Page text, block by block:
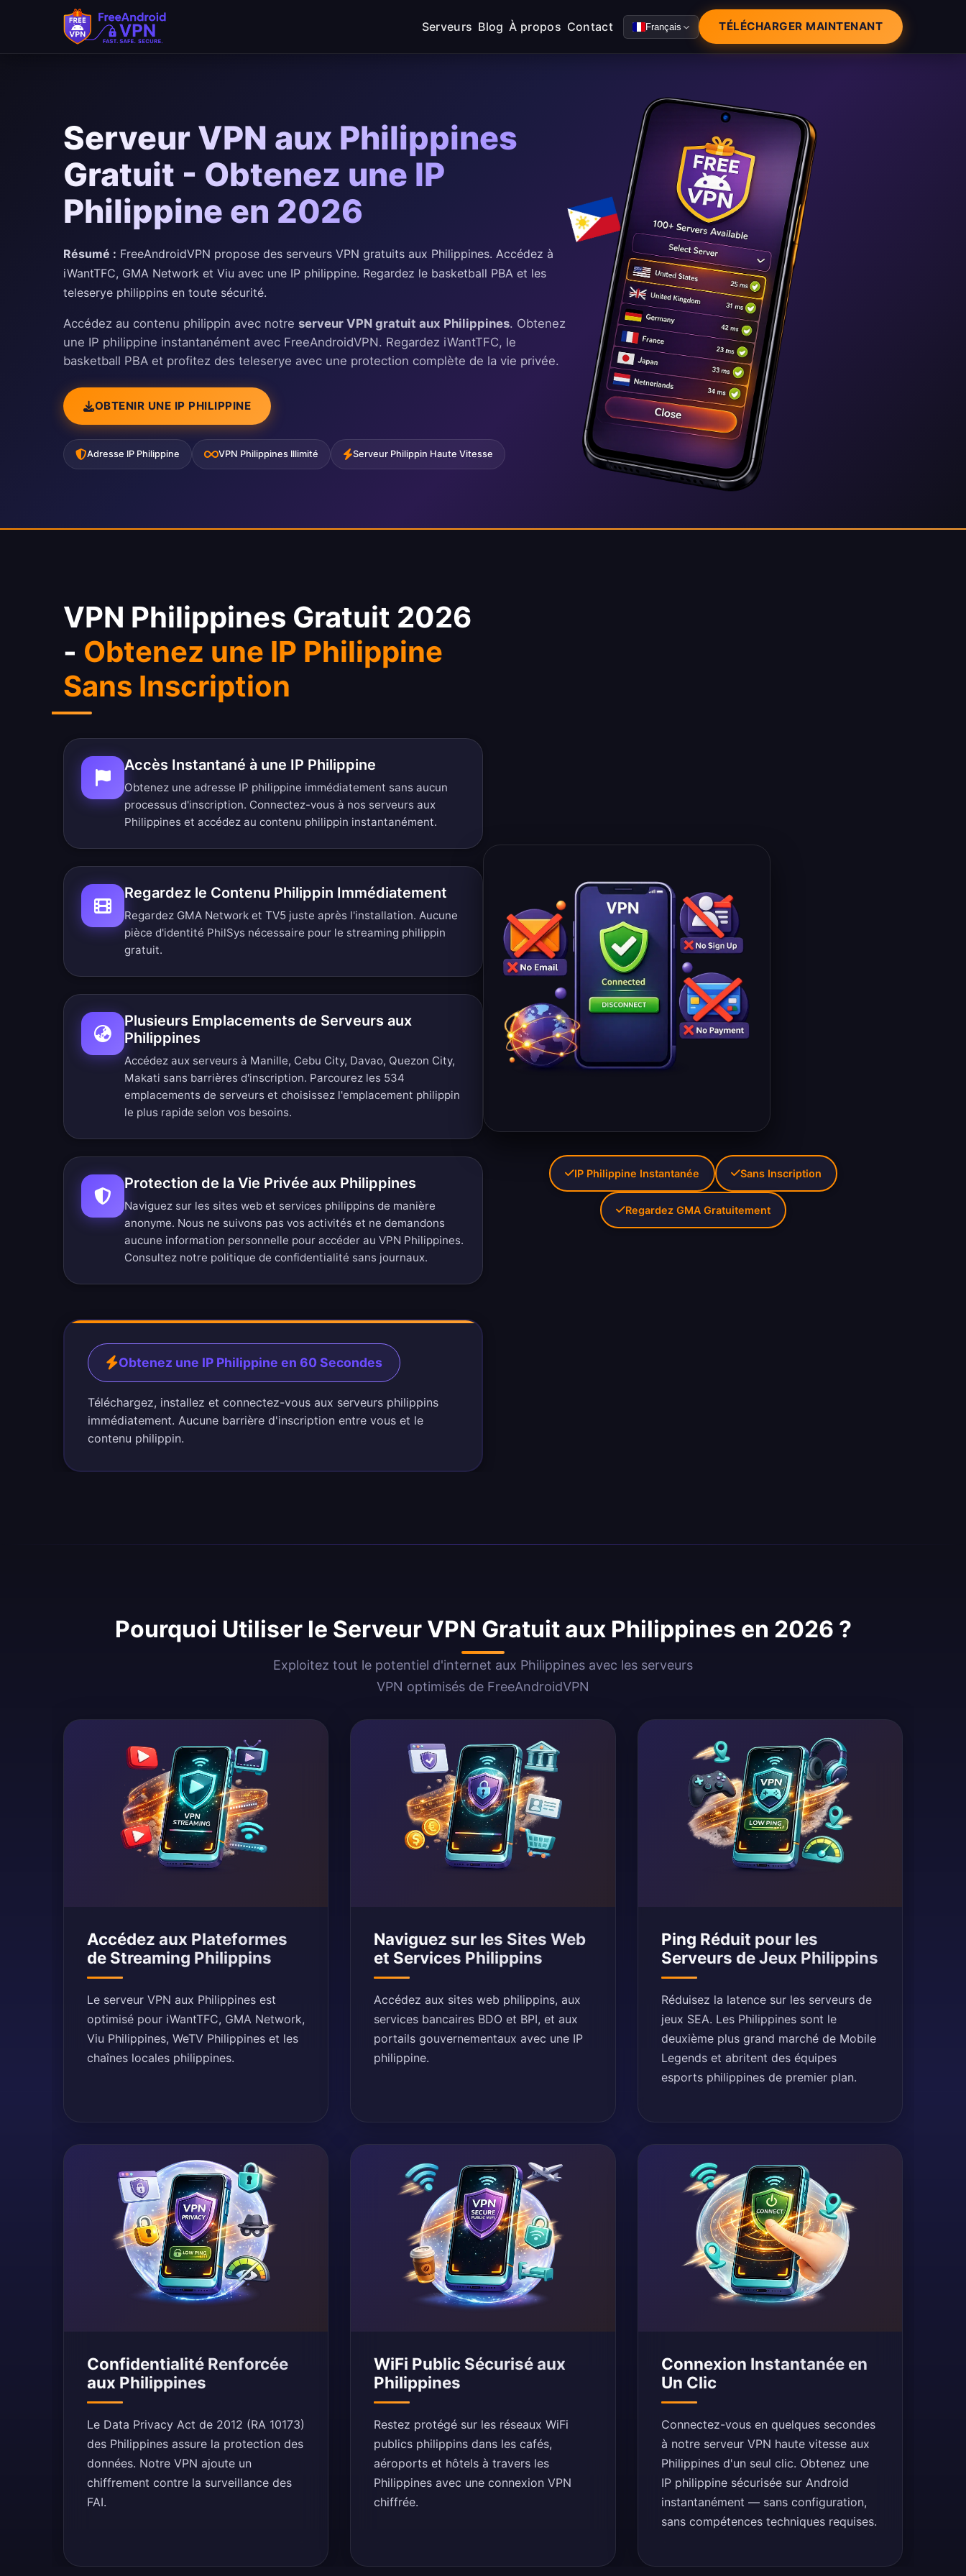
Passer au contenu principal
Serveurs Blog À propos Contact Français TÉLÉCHARGER MAINTENANT
Serveur VPN aux Philippines
Gratuit - Obtenez une IP
Philippine en 2026
Résumé : FreeAndroidVPN propose des serveurs VPN gratuits aux Philippines. Accédez à
iWantTFC, GMA Network et Viu avec une IP philippine. Regardez le basketball PBA et les
teleserye philippins en toute sécurité.
Accédez au contenu philippin avec notre serveur VPN gratuit aux Philippines. Obtenez
une IP philippine instantanément avec FreeAndroidVPN. Regardez iWantTFC, le
basketball PBA et profitez des teleserye avec une protection complète de la vie privée.
OBTENIR UNE IP PHILIPPINE
Adresse IP Philippine VPN Philippines Illimité Serveur Philippin Haute Vitesse
VPN Philippines Gratuit 2026
- Obtenez une IP Philippine
Sans Inscription
Accès Instantané à une IP Philippine
Obtenez une adresse IP philippine immédiatement sans aucun
processus d'inscription. Connectez-vous à nos serveurs aux
Philippines et accédez au contenu philippin instantanément.
Regardez le Contenu Philippin Immédiatement
Regardez GMA Network et TV5 juste après l'installation. Aucune
pièce d'identité PhilSys nécessaire pour le streaming philippin
gratuit.
Plusieurs Emplacements de Serveurs aux
Philippines
Accédez aux serveurs à Manille, Cebu City, Davao, Quezon City,
Makati sans barrières d'inscription. Parcourez les 534
emplacements de serveurs et choisissez l'emplacement philippin
le plus rapide selon vos besoins.
Protection de la Vie Privée aux Philippines
Naviguez sur les sites web et services philippins de manière
anonyme. Nous ne suivons pas vos activités et ne demandons
aucune information personnelle pour accéder au VPN Philippines.
Consultez notre politique de confidentialité sans journaux.
Obtenez une IP Philippine en 60 Secondes
Téléchargez, installez et connectez-vous aux serveurs philippins
immédiatement. Aucune barrière d'inscription entre vous et le
contenu philippin.
IP Philippine Instantanée Sans Inscription
Regardez GMA Gratuitement
Pourquoi Utiliser le Serveur VPN Gratuit aux Philippines en 2026 ?
Exploitez tout le potentiel d'internet aux Philippines avec les serveurs
VPN optimisés de FreeAndroidVPN
Accédez aux Plateformes
de Streaming Philippins
Le serveur VPN aux Philippines est
optimisé pour iWantTFC, GMA Network,
Viu Philippines, WeTV Philippines et les
chaînes locales philippines.
Naviguez sur les Sites Web
et Services Philippins
Accédez aux sites web philippins, aux
services bancaires BDO et BPI, et aux
portails gouvernementaux avec une IP
philippine.
Ping Réduit pour les
Serveurs de Jeux Philippins
Réduisez la latence sur les serveurs de
jeux SEA. Les Philippines sont le
deuxième plus grand marché de Mobile
Legends et abritent des équipes
esports philippines de premier plan.
Confidentialité Renforcée
aux Philippines
Le Data Privacy Act de 2012 (RA 10173)
des Philippines assure la protection des
données. Notre VPN ajoute un
chiffrement contre la surveillance des
FAI.
WiFi Public Sécurisé aux
Philippines
Restez protégé sur les réseaux WiFi
publics philippins dans les cafés,
aéroports et hôtels à travers les
Philippines avec une connexion VPN
chiffrée.
Connexion Instantanée en
Un Clic
Connectez-vous en quelques secondes
à notre serveur VPN haute vitesse aux
Philippines d'un seul clic. Obtenez une
IP philippine sécurisée sur Android
instantanément — sans configuration,
sans compétences techniques requises.